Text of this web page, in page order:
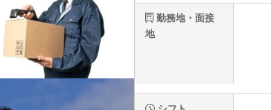
勤務地・面接
地